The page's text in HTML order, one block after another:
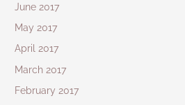
June 2017
May 2017
April 2017
March 2017
February 2017